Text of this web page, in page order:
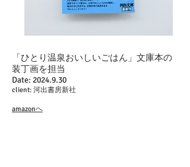
「ひとり温泉おいしいごはん」文庫本の
装丁画を担当
Date: 2024.9.30
client: 河出書房新社
amazonへ